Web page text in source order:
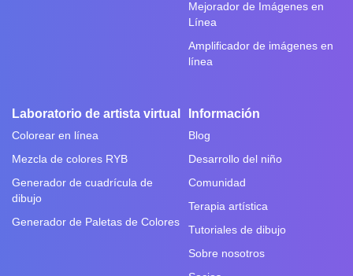
Mejorador de Imágenes en
Línea
Amplificador de imágenes en
línea
Laboratorio de artista virtual
Colorear en línea
Mezcla de colores RYB
Generador de cuadrícula de
dibujo
Generador de Paletas de Colores
Información
Blog
Desarrollo del niño
Comunidad
Terapia artística
Tutoriales de dibujo
Sobre nosotros